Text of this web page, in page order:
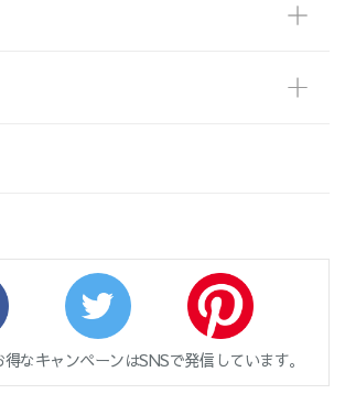
なキャンペーンはSNSで発信しています。